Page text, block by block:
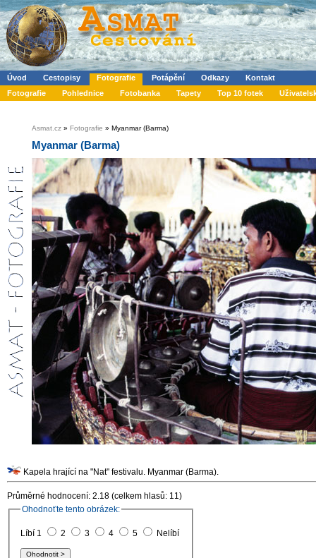
Úvod Cestopisy Fotografie Potápění Odkazy
Kontakt
Fotografie
Pohlednice Fotobanka Tapety Top 10 fotek
Asmat.cz » Fotografie » Myanmar (Barma)
Myanmar (Barma)
Kapela hrající na "Nat" festivalu. Myanmar (Barma).
Průměrné hodnocení: 2.18 (celkem hlasů: 11)
Ohodnoťte tento obrázek:
Líbí 1 2 3 4 5 Nelíbí